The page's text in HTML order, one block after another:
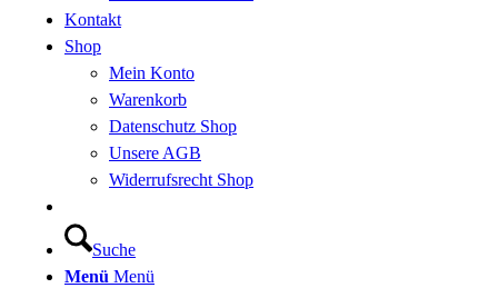
Kontakt
Shop
Mein Konto
Warenkorb
Datenschutz Shop
Unsere AGB
Widerrufsrecht Shop
Suche
Menü Menü